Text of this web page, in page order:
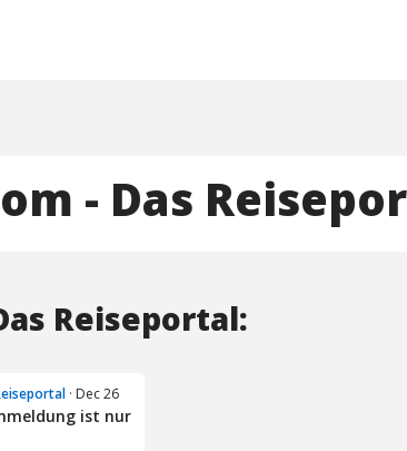
- Das
Reiseportal:
· Dec 26
ist nur